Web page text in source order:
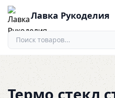
Лавка Рукоделия